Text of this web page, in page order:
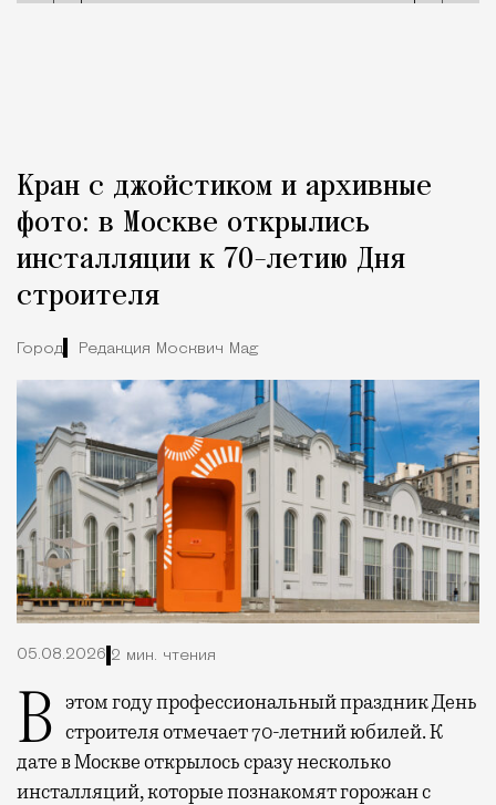
Кран с джойстиком и архивные
фото: в Москве открылись
инсталляции к 70-летию Дня
строителя
Город Редакция Москвич Mag
05.08.2026 2 мин. чтения
В этом году профессиональный праздник День строителя отмечает 70-летний юбилей. К
дате в Москве открылось сразу несколько
инсталляций, которые познакомят горожан с